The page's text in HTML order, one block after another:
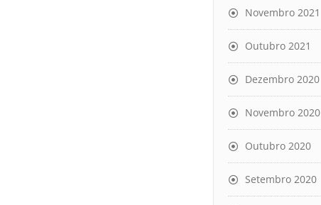
Novembro 2021
Outubro 2021
Dezembro 2020
Novembro 2020
Outubro 2020
Setembro 2020